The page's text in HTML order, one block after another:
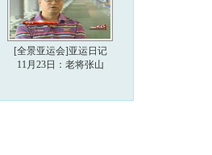
[全景亚运会]亚运日记
11月23日：老将张山